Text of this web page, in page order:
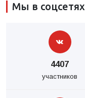
Мы в соцсетях
4407
участников